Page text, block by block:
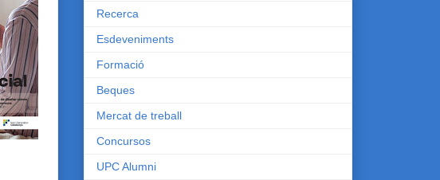
Recerca
Esdeveniments
Formació
Beques
Mercat de treball
Concursos
UPC Alumni